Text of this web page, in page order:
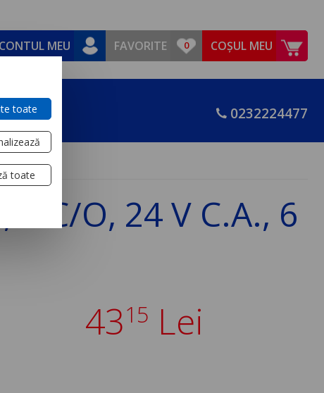
CONTUL MEU FAVORITE COȘUL MEU
0232224477
C/O, 24 V C.A., 6
4315 Lei
toate
toate